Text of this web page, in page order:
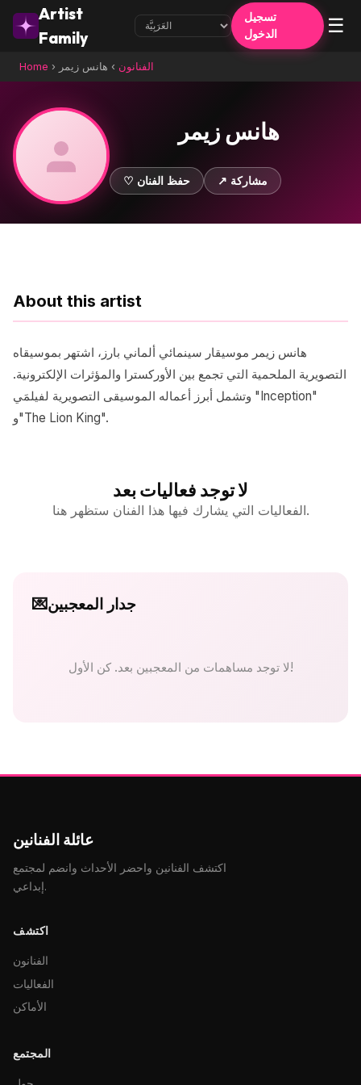
Artist
Family
تسجيل
الدخول
☰
Home › الفنانون › هانس زيمر
هانس زيمر
♡ حفظ الفنان ↗ مشاركة
About this artist
هانس زيمر موسيقار سينمائي ألماني بارز، اشتهر بموسيقاه
التصويرية الملحمية التي تجمع بين الأوركسترا والمؤثرات الإلكترونية.
وتشمل أبرز أعماله الموسيقى التصويرية لفيلمَي "Inception"
و"The Lion King".
لا توجد فعاليات بعد
الفعاليات التي يشارك فيها هذا الفنان ستظهر هنا.
💌جدار المعجبين
لا توجد مساهمات من المعجبين بعد. كن الأول!
عائلة الفنانين
اكتشف الفنانين واحضر الأحداث وانضم لمجتمع
إبداعي.
اكتشف
الفنانون
الفعاليات
الأماكن
المجتمع